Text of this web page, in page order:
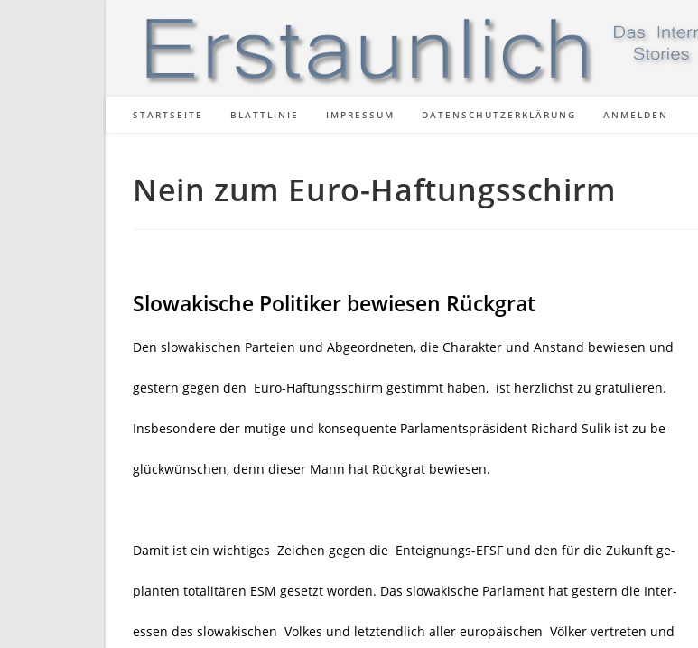
STARTSEITE BLATTLINIE IMPRESSUM DATENSCHUTZERKLÄRUNG ANMELDEN
Nein zum Euro-Haftungsschirm
Slowakische Politiker bewiesen Rückgrat
Den slowakischen Parteien und Abgeordneten, die Charakter und Anstand bewiesen und
gestern gegen den Euro-Haftungsschirm gestimmt haben, ist herzlichst zu gratulieren.
Insbesondere der mutige und konsequente Parlamentspräsident Richard Sulik ist zu be-
glückwünschen, denn dieser Mann hat Rückgrat bewiesen.
Damit ist ein wichtiges Zeichen gegen die Enteignungs-EFSF und den für die Zukunft ge-
planten totalitären ESM gesetzt worden. Das slowakische Parlament hat gestern die Inter-
essen des slowakischen Volkes und letztendlich aller europäischen Völker vertreten und